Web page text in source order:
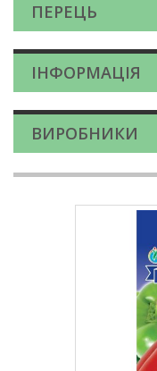
ПЕРЕЦЬ
ІНФОРМАЦІЯ
ВИРОБНИКИ